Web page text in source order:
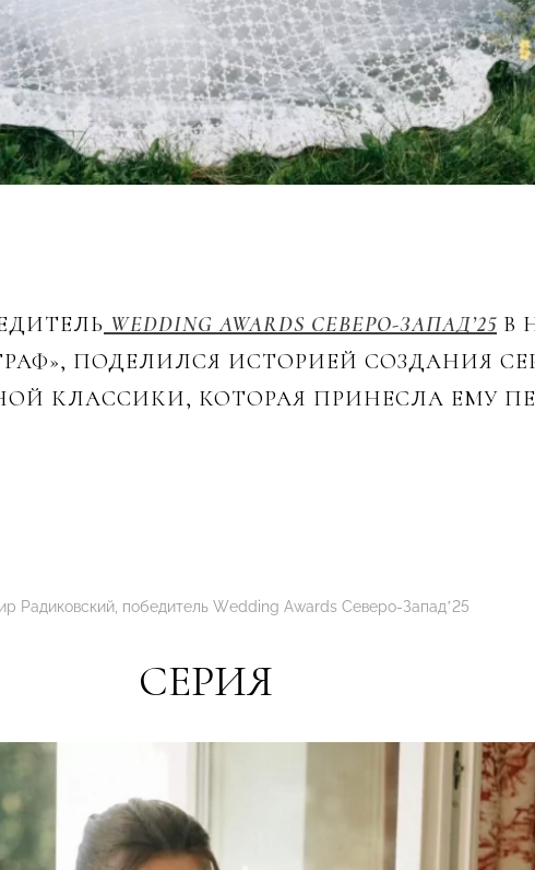
WEDDING AWARDS СЕВЕРО-ЗАПАД’25 В
ПОДЕЛИЛСЯ ИСТОРИЕЙ СОЗДАНИЯ
КЛАССИКИ, КОТОРАЯ ПРИНЕСЛА ЕМУ
Радиковский, победитель Wedding Awards Cеверо-Запад’25
СЕРИЯ